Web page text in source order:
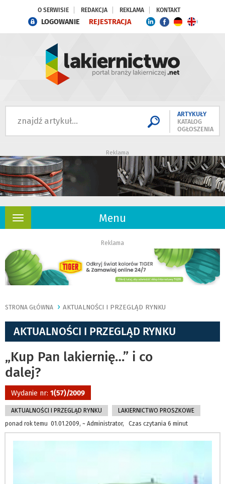
O SERWISIE REDAKCJA REKLAMA KONTAKT
LOGOWANIE REJESTRACJA
ARTYKUŁY
KATALOG
OGŁOSZENIA
Reklama
Menu
Rozwiń
Reklama
STRONA GŁÓWNA AKTUALNOŚCI I PRZEGLĄD RYNKU
AKTUALNOŚCI I PRZEGLĄD RYNKU
„Kup Pan lakiernię…” i co
dalej?
Wydanie nr: 1(57)/2009
AKTUALNOŚCI I PRZEGLĄD RYNKU
LAKIERNICTWO PROSZKOWE
ponad rok temu 01.01.2009, ~ Administrator, Czas czytania 6 minut